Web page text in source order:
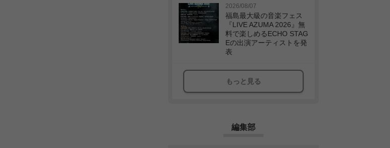
2026/08/07
福島最大級の音楽フェス
『LIVE AZUMA 2026』無
料で楽しめるECHO STAG
Eの出演アーティストを発
表
もっと見る
編集部